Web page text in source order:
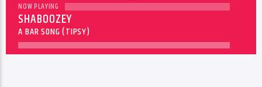
NOW PLAYING
SHABOOZEY
A BAR SONG (TIPSY)